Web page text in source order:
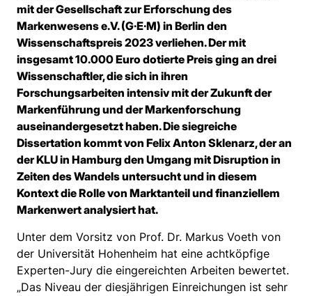
mit der Gesellschaft zur Erforschung des
Markenwesens e.V. (G·E·M) in Berlin den
Wissenschaftspreis 2023 verliehen. Der mit
insgesamt 10.000 Euro dotierte Preis ging an drei
Wissenschaftler, die sich in ihren
Forschungsarbeiten intensiv mit der Zukunft der
Markenführung und der Markenforschung
auseinandergesetzt haben. Die siegreiche
Dissertation kommt von Felix Anton Sklenarz, der an
der KLU in Hamburg den Umgang mit Disruption in
Zeiten des Wandels untersucht und in diesem
Kontext die Rolle von Marktanteil und finanziellem
Markenwert analysiert hat.
Unter dem Vorsitz von Prof. Dr. Markus Voeth von
der Universität Hohenheim hat eine achtköpfige
Experten-Jury die eingereichten Arbeiten bewertet.
„Das Niveau der diesjährigen Einreichungen ist sehr